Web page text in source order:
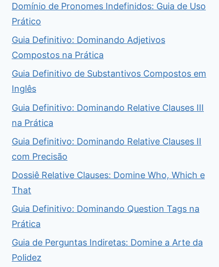
Domínio de Pronomes Indefinidos: Guia de Uso
Prático
Guia Definitivo: Dominando Adjetivos
Compostos na Prática
Guia Definitivo de Substantivos Compostos em
Inglês
Guia Definitivo: Dominando Relative Clauses III
na Prática
Guia Definitivo: Dominando Relative Clauses II
com Precisão
Dossiê Relative Clauses: Domine Who, Which e
That
Guia Definitivo: Dominando Question Tags na
Prática
Guia de Perguntas Indiretas: Domine a Arte da
Polidez